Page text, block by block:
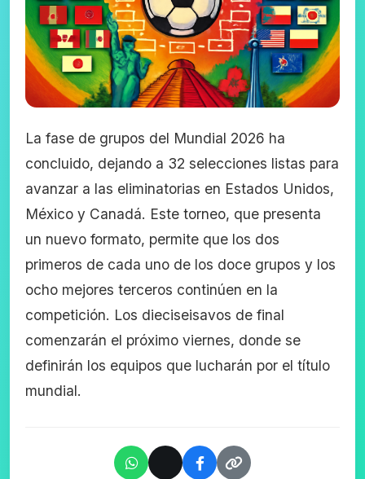
La fase de grupos del Mundial 2026 ha
concluido, dejando a 32 selecciones listas para
avanzar a las eliminatorias en Estados Unidos,
México y Canadá. Este torneo, que presenta
un nuevo formato, permite que los dos
primeros de cada uno de los doce grupos y los
ocho mejores terceros continúen en la
competición. Los dieciseisavos de final
comenzarán el próximo viernes, donde se
definirán los equipos que lucharán por el título
mundial.